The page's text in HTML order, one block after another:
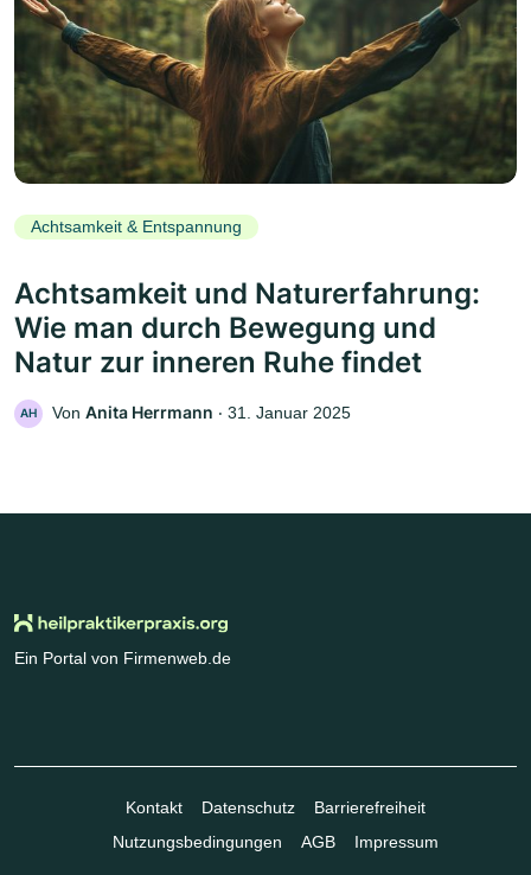
Achtsamkeit & Entspannung
Achtsamkeit und Naturerfahrung:
Wie man durch Bewegung und
Natur zur inneren Ruhe findet
AH Von Anita Herrmann ‧ 31. Januar 2025
Ein Portal von Firmenweb.de
Kontakt Datenschutz
Barrierefreiheit
Nutzungsbedingungen
AGB Impressum